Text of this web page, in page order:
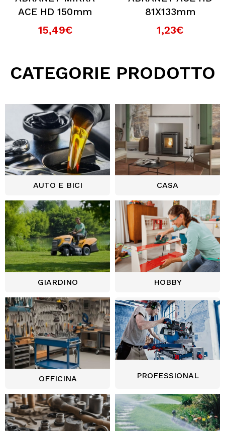
ACE HD 150mm
15,49€
81X133mm
1,23€
CATEGORIE PRODOTTO
AUTO E BICI CASA
GIARDINO HOBBY
OFFICINA PROFESSIONAL